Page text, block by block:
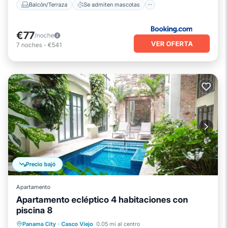
Balcón/Terraza Se admiten mascotas
€77/noche
7 noches - €541 VER OFERTA
Precio bajó
Apartamento
Apartamento ecléptico 4 habitaciones con
piscina 8
Panama City · Casco Viejo 0.05 mi al centro
Chimenea/Calefacción
Piscina